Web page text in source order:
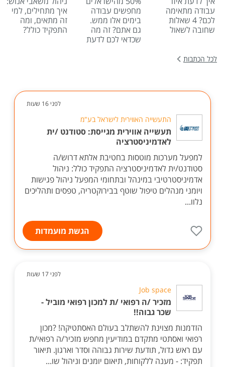
עבודה מתאימה
לכם? 4 שאלות
שחובה לשאול
מחפשים עבודה
בימים אלו ממש.
גם אתם? זה מה
שכדאי לכם לדעת
איך מתחילים, למי
זה מתאים, ומה
התפקיד כולל?
לכל הכתבות
לפני 16 שעות
התעשייה האווירית לישראל בע"מ
תעשייה אווירית מגייסת: סטודנט /ית
לאדמיניסטרציה
למפעל מערכות מוטסות בחטיבת אלתא דרוש/ה
סטודנט/ית לאדמיניסטרציה התפקיד כולל: ניהול
אדמיניסטרטיבי במינהל ובתחומי המפעל ניהול פגישות
ויומני מנהלים טיפול שוטף בבירוקטריה, טפסים ותהליכים
נלוו...
הגשת מועמדות
לפני 17 שעות
Job space
מזכיר /ה רפואי /ת למכון רפואי מוביל -
שכר גבוה!!
הזדמנות מצוינת להשתלב בעולם האסתטיקה! ?מכון
רפואי ואסתטי מתקדם במודיעין מחפש מזכיר/ה רפואי/ת
עם ראש גדול, תודעת שירות גבוהה וסדר וארגון. תיאור
תפקיד: - מענה ללקוחות, תיאום יומנים וניהול שו...